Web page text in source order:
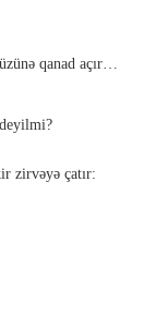
qanad açır…
zirvəyə çatır: